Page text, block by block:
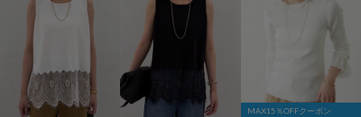
MAX15％OFFクーポン